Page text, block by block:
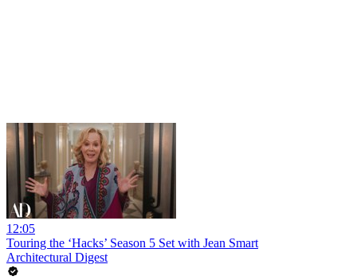
12:05
Touring the ‘Hacks’ Season 5 Set with Jean Smart
Architectural Digest